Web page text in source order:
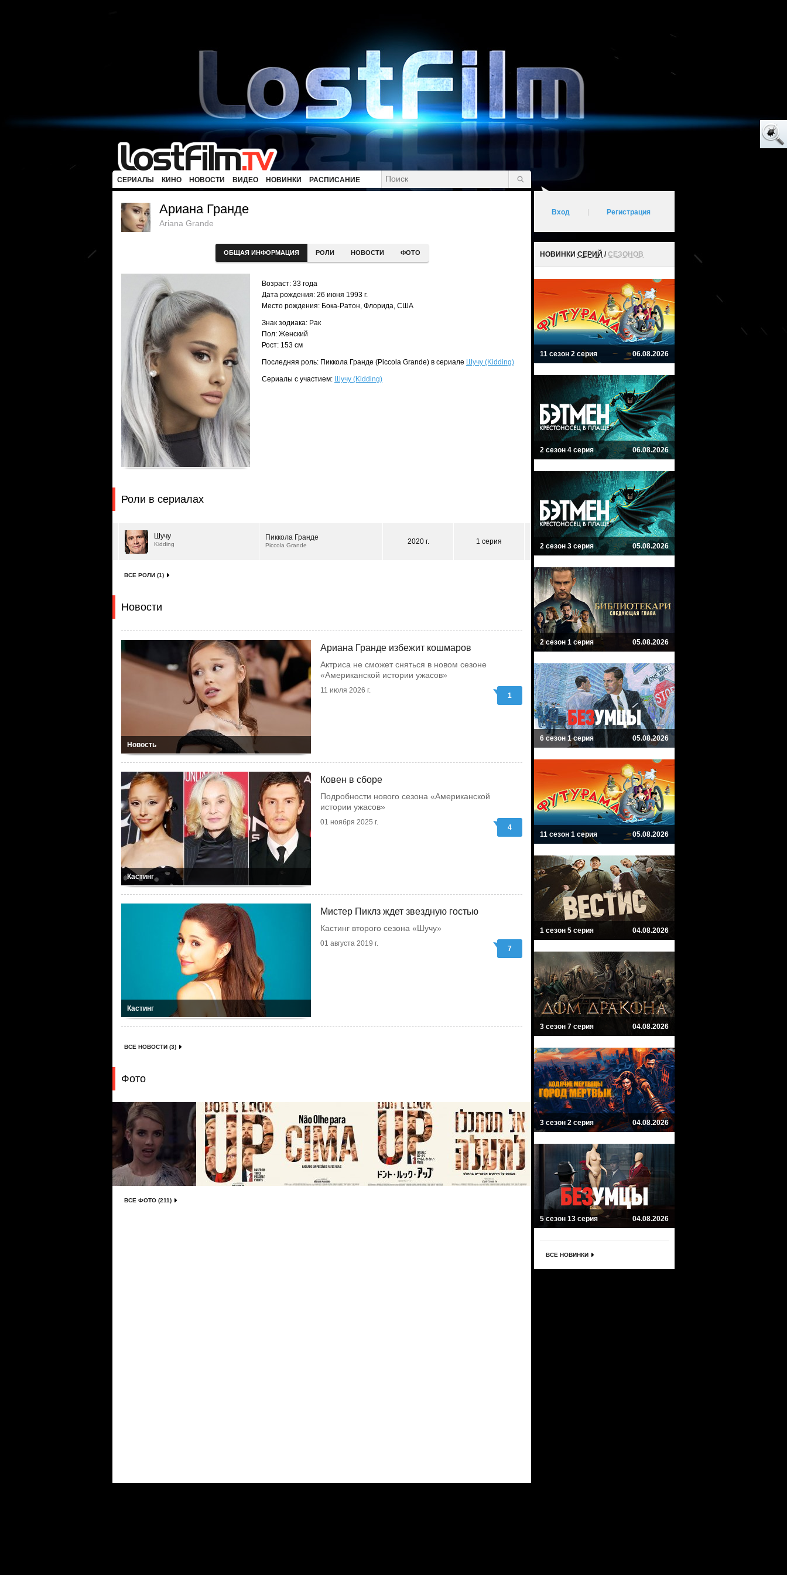
СЕРИАЛЫ КИНО НОВОСТИ ВИДЕО НОВИНКИ РАСПИСАНИЕ
Ариана Гранде
Ariana Grande
ОБЩАЯ ИНФОРМАЦИЯ РОЛИ НОВОСТИ ФОТО
Возраст: 33 года
Дата рождения: 26 июня 1993 г.
Место рождения: Бока-Ратон, Флорида, США
Знак зодиака: Рак
Пол: Женский
Рост: 153 см
Последняя роль: Пиккола Гранде (Piccola Grande) в сериале Шучу (Kidding)
Сериалы с участием: Шучу (Kidding)
Роли в сериалах
Шучу
Kidding
Пиккола Гранде
Piccola Grande 2020 г. 1 серия
ВСЕ РОЛИ (1)
Новости
Новость
Ариана Гранде избежит кошмаров
Актриса не сможет сняться в новом сезоне
«Американской истории ужасов»
11 июля 2026 г.
1
Кастинг
Ковен в сборе
Подробности нового сезона «Американской
истории ужасов»
01 ноября 2025 г.
4
Кастинг
Мистер Пиклз ждет звездную гостью
Кастинг второго сезона «Шучу»
01 августа 2019 г.
7
ВСЕ НОВОСТИ (3)
Фото
ВСЕ ФОТО (211)
Вход Регистрация
НОВИНКИ СЕРИЙ /СЕЗОНОВ
11 сезон 2 серия 06.08.2026
2 сезон 4 серия 06.08.2026
2 сезон 3 серия 05.08.2026
2 сезон 1 серия 05.08.2026
6 сезон 1 серия 05.08.2026
11 сезон 1 серия 05.08.2026
1 сезон 5 серия 04.08.2026
3 сезон 7 серия 04.08.2026
3 сезон 2 серия 04.08.2026
5 сезон 13 серия 04.08.2026
ВСЕ НОВИНКИ